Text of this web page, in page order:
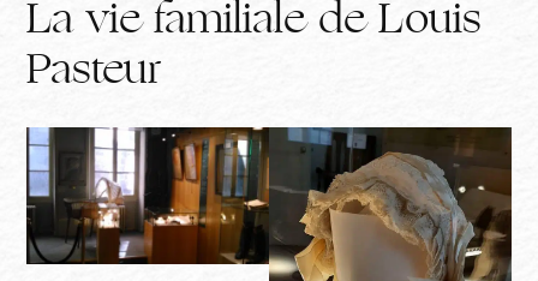
La vie familiale de Louis
Pasteur